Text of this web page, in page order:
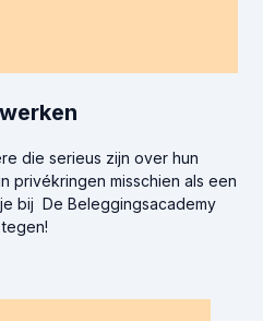
die serieus zijn over hun
privékringen misschien als een
bij De Beleggingsacademy